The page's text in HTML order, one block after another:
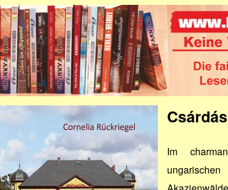
Im